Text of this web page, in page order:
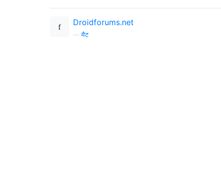
Droidforums.net
—मैट